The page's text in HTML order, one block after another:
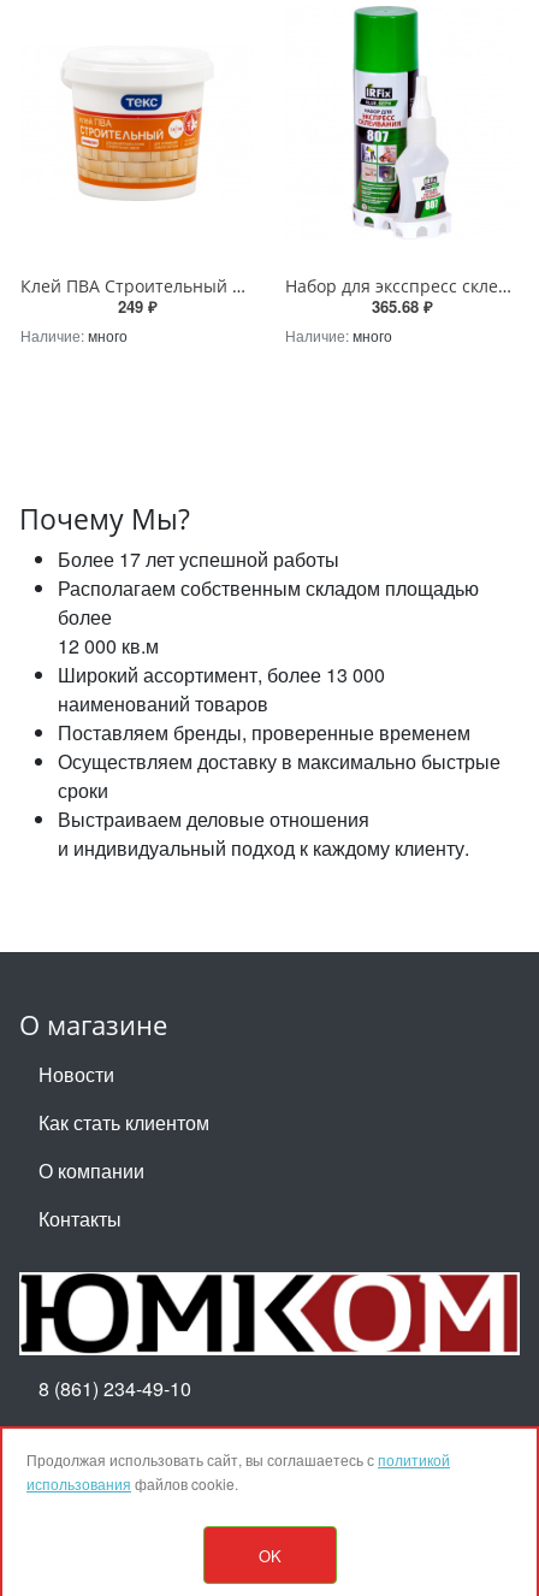
Клей ПВА Строительный ТЕКС УНИВЕРСАЛ 1кг
249 ₽
Наличие:много
Набор для эксспресс склеивания IRFIX GLUE-БЕРИ 807 200/50мл
365.68 ₽
Наличие:много
Почему Мы?
Более 17 лет успешной работы
Располагаем собственным складом площадью
более
12 000 кв.м
Широкий ассортимент, более 13 000
наименований товаров
Поставляем бренды, проверенные временем
Осуществляем доставку в максимально быстрые
сроки
Выстраиваем деловые отношения
и индивидуальный подход к каждому клиенту.
О магазине
Новости
Как стать клиентом
О компании
Контакты
8 (861) 234-49-10
Пн-Пт 8:30-17:30
© ООО ТПК "ЮМКОМ", 2025
Продолжая использовать сайт, вы соглашаетесь сполитикой
использования файлов cookie.
OK